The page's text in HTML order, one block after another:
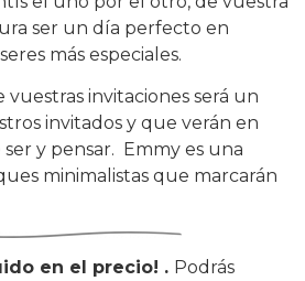
ser un día perfecto en
más especiales.
vuestras invitaciones será un
invitados y que verán en
y pensar. Emmy es una
minimalistas que marcarán
en el precio! . Podrás